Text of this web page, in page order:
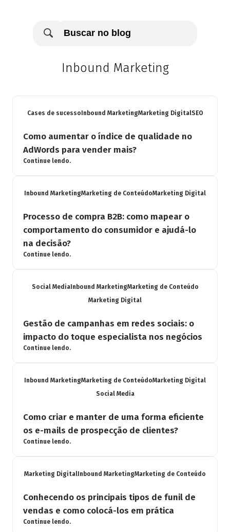
Inbound Marketing
Cases de sucesso Inbound MarketingMarketing DigitalSEO
Como aumentar o índice de qualidade no
AdWords para vender mais?
Continue lendo.
Inbound MarketingMarketing de ConteúdoMarketing Digital
Processo de compra B2B: como mapear o
comportamento do consumidor e ajudá-lo
na decisão?
Continue lendo.
Social MediaInbound MarketingMarketing de Conteúdo
Marketing Digital
Gestão de campanhas em redes sociais: o
impacto do toque especialista nos negócios
Continue lendo.
Inbound MarketingMarketing de ConteúdoMarketing Digital
Social Media
Como criar e manter de uma forma eficiente
os e-mails de prospecção de clientes?
Continue lendo.
Marketing Digital Inbound MarketingMarketing de Conteúdo
Conhecendo os principais tipos de funil de
vendas e como colocá-los em prática
Continue lendo.